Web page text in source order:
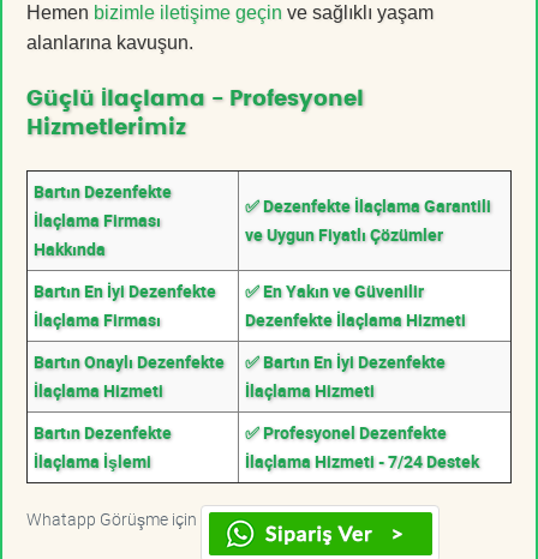
Hemen bizimle iletişime geçin ve sağlıklı yaşam
alanlarına kavuşun.
Güçlü İlaçlama - Profesyonel
Hizmetlerimiz
Bartın Dezenfekte
İlaçlama Firması
Hakkında
✅ Dezenfekte İlaçlama Garantili
ve Uygun Fiyatlı Çözümler
Bartın En İyi Dezenfekte
İlaçlama Firması
✅ En Yakın ve Güvenilir
Dezenfekte İlaçlama Hizmeti
Bartın Onaylı Dezenfekte
İlaçlama Hizmeti
✅ Bartın En İyi Dezenfekte
İlaçlama Hizmeti
Bartın Dezenfekte
İlaçlama İşlemi
✅ Profesyonel Dezenfekte
İlaçlama Hizmeti - 7/24 Destek
Whatapp Görüşme için